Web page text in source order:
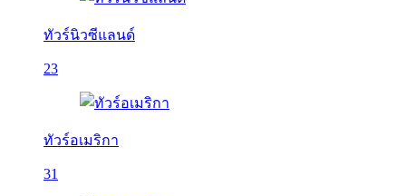
ทัวร์นิวซีแลนด์
23
ทัวร์อเมริกา
31